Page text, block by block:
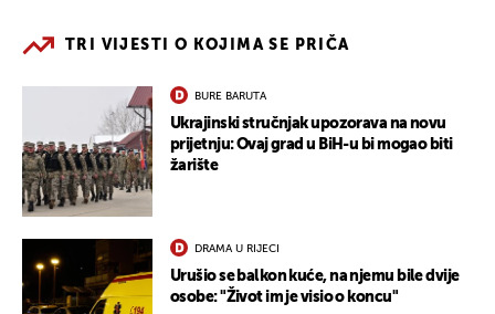
TRI VIJESTI O KOJIMA SE PRIČA
BURE BARUTA
Ukrajinski stručnjak upozorava na novu
prijetnju: Ovaj grad u BiH-u bi mogao biti
žarište
DRAMA U RIJECI
Urušio se balkon kuće, na njemu bile dvije
osobe: "Život im je visio o koncu"